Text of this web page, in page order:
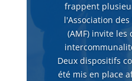
frappent
l'Association
(AMF) invite les
Deux dispositifs
été mis en place